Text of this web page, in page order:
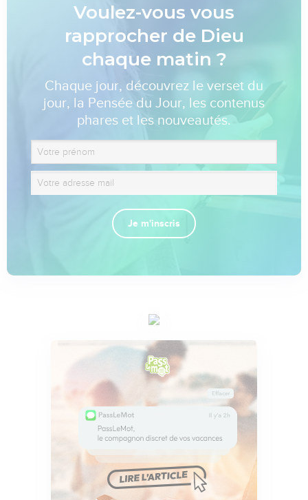
Voulez-vous vous
rapprocher de Dieu
chaque matin ?
Chaque jour, découvrez le verset du
jour, la Pensée du Jour, les contenus
phares et les nouveautés.
Je m'inscris